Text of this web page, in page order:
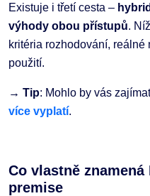
Existuje i třetí cesta –
výhody obou přístupů.
kritéria rozhodování,
použití.
→ Tip: Mohlo by vás
více vyplatí.
Co vlastně znamená
premise